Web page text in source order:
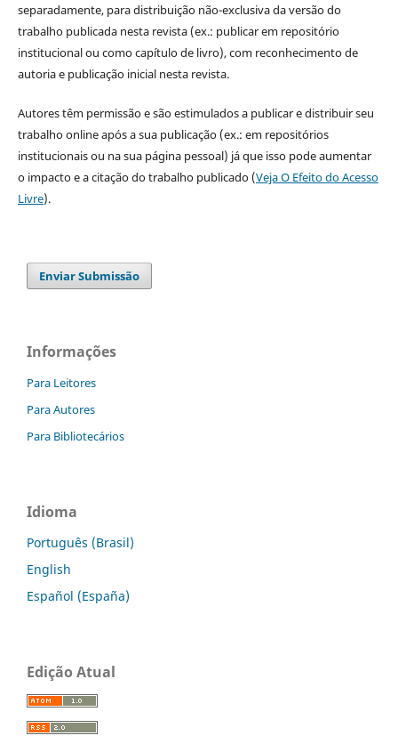
separadamente, para distribuição não-exclusiva da versão do
trabalho publicada nesta revista (ex.: publicar em repositório
institucional ou como capítulo de livro), com reconhecimento de
autoria e publicação inicial nesta revista.
Autores têm permissão e são estimulados a publicar e distribuir seu
trabalho online após a sua publicação (ex.: em repositórios
institucionais ou na sua página pessoal) já que isso pode aumentar
o impacto e a citação do trabalho publicado (Veja O Efeito do Acesso
Livre).
Enviar Submissão
Informações
Para Leitores
Para Autores
Para Bibliotecários
Idioma
Português (Brasil)
English
Español (España)
Edição Atual